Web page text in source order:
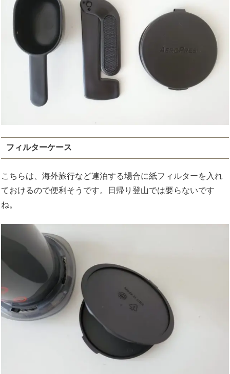
フィルターケース
こちらは、海外旅行など連泊する場合に紙フィルターを入れ
ておけるので便利そうです。日帰り登山では要らないです
ね。